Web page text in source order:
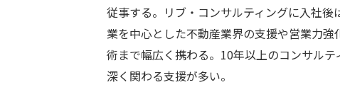
ラウド
ティングサービス
従事する。リブ・コンサルティングに入社
業を中心とした不動産業界の支援や営業力
術まで幅広く携わる。10年以上のコンサル
深く関わる支援が多い。